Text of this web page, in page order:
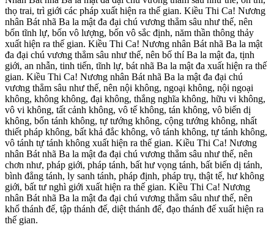
thọ trai, trì giới các pháp xuất hiện ra thế gian. Kiều Thi Ca! Nương
nhân Bát nhã Ba la mật đa đại chú vương thẳm sâu như thế, nên
bốn tĩnh lự, bốn vô lượng, bốn vô sắc định, năm thần thông thảy
xuất hiện ra thế gian. Kiều Thi Ca! Nương nhân Bát nhã Ba la mật
đa đại chú vương thẳm sâu như thế, nên bố thí Ba la mật đa, tịnh
giới, an nhẫn, tinh tiến, tĩnh lự, bát nhã Ba la mật đa xuất hiện ra thế
gian. Kiều Thi Ca! Nương nhân Bát nhã Ba la mật đa đại chú
vương thẳm sâu như thế, nên nội không, ngoại không, nội ngoại
không, không không, đại không, thắng nghĩa không, hữu vi không,
vô vi không, tất cảnh không, vô tế không, tán không, vô biến dị
không, bổn tánh không, tự tướng không, cộng tướng không, nhất
thiết pháp không, bất khả đắc không, vô tánh không, tự tánh không,
vô tánh tự tánh không xuất hiện ra thế gian. Kiều Thi Ca! Nương
nhân Bát nhã Ba la mật đa đại chú vương thẳm sâu như thế, nên
chơn như, pháp giới, pháp tánh, bất hư vọng tánh, bất biến dị tánh,
bình đẳng tánh, ly sanh tánh, pháp định, pháp trụ, thật tế, hư không
giới, bất tư nghì giới xuất hiện ra thế gian. Kiều Thi Ca! Nương
nhân Bát nhã Ba la mật đa đại chú vương thẳm sâu như thế, nên
khổ thánh đế, tập thánh đế, diệt thánh đế, đạo thánh đế xuất hiện ra
thế gian.